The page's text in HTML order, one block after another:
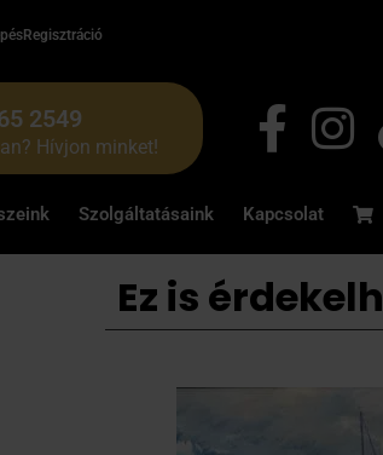
Regisztráció
2549
Hívjon minket!
Szolgáltatásaink Kapcsolat
Ez is